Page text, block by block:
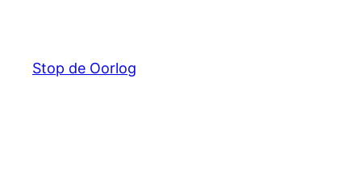
Stop de Oorlog